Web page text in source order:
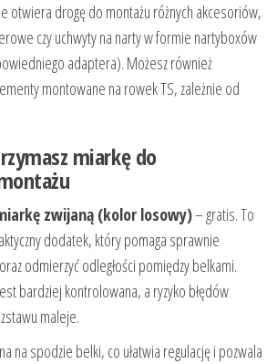
otwiera drogę do montażu różnych akcesoriów,
czy uchwyty na narty w formie nartyboxów
adaptera). Możesz również
montowane na rowek TS, zależnie od
miarkę do
zwijaną (kolor losowy)– gratis. To
dodatek, który pomaga sprawnie
odmierzyć odległości pomiędzy belkami.
bardziej kontrolowana, a ryzyko błędów
maleje.
na spodzie belki, co ułatwia regulację i pozwala